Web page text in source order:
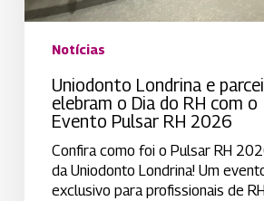
o
Pulsar
2026
Notícias
Uniodonto Londrina e
elebram o Dia do RH com o
Evento Pulsar RH 2026
Confira como foi o Pulsar RH
da Uniodonto Londrina! Um
exclusivo para profissionais de RH